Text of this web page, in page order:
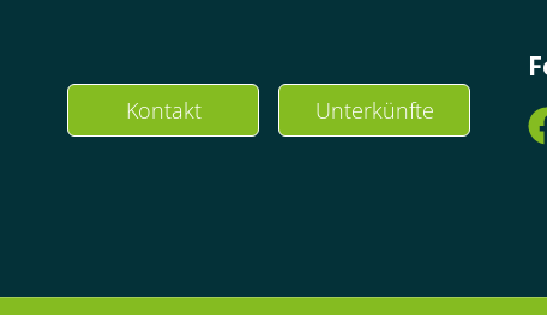
Kontakt Unterkünfte